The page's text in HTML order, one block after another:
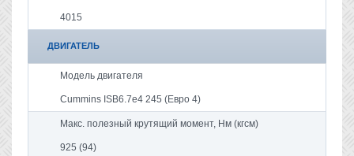
4015
ДВИГАТЕЛЬ
Модель двигателя
Cummins ISB6.7e4 245 (Евро 4)
Макс. полезный крутящий момент, Нм (кгсм)
925 (94)